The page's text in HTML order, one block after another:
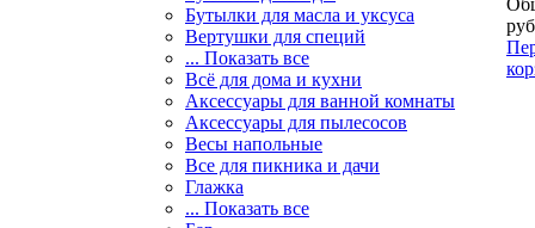
Бутылки для масла и уксуса
Вертушки для специй
... Показать все
Всё для дома и кухни
Аксессуары для ванной комнаты
Аксессуары для пылесосов
Весы напольные
Все для пикника и дачи
Глажка
... Показать все